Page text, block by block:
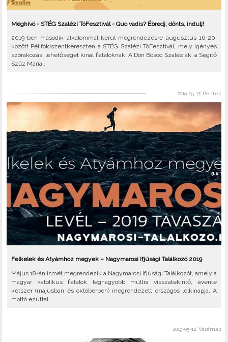
Méghívó - STÉG Szalézi TóFesztivál - Quo vadis? Ébredj, dönts, indulj!
2019-ben második alkalommal kerül megrendezésre augusztus 16-20.
között Péliföldszentkereszten a STÉG Szalézi TóFesztivál, mely igényes
szórakozási lehetőséget kínál fiataloknak. A Don Bosco Szaléziak, a Segítő
Szűz Mária..
2019-05-17, Péntek
Felkelek és Atyámhoz megyek – Nagymarosi Ifjúsági Találkozó 2019
Május 18-án ismét megrendezik a Nagymarosi Ifjúsági Találkozót, amely a
magyar katolikus fiatalok legnagyobb múltra visszatekintő, évente
kétszer (májusban és októberben) megrendezett országos lelkinapja. A
mottó ezúttal:..
2019-05-12, Vasárnap